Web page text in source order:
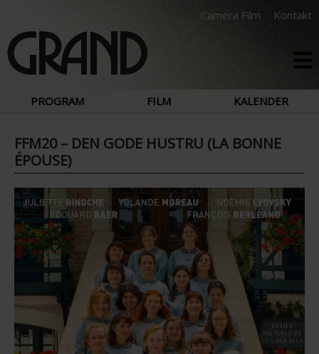
Camera Film Kontakt
PROGRAM FILM KALENDER
FFM20 – DEN GODE HUSTRU (LA BONNE
ÉPOUSE)